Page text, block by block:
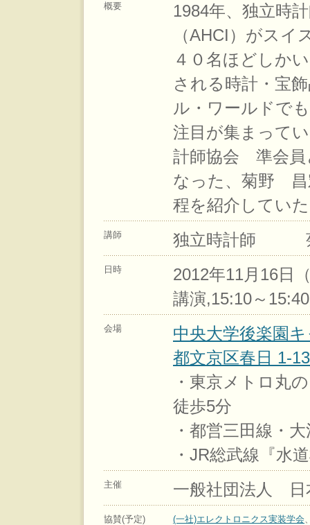
概要
1984年、独立時
（AHCI）がス
４０名ほどしか
される時計・宝
ル・ワールドで
注目が集まって
計師協会 準会員
なった、菊野 昌
程を紹介してい
講師 独立時計師
日時
2012年11月16日
講演,15:10～
会場
中央大学後楽園
都文京区春日 1-
・東京メトロ丸
徒歩5分
・都営三田線・
・JR総武線『水
主催 一般社団法人 日
協賛(予定) (一社)エレクトロニクス実装学会